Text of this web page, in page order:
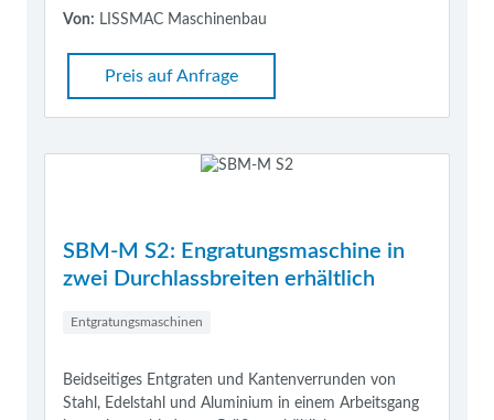
Von: LISSMAC Maschinenbau
Preis auf Anfrage
SBM-M S2: Engratungsmaschine in
zwei Durchlassbreiten erhältlich
Entgratungsmaschinen
Beidseitiges Entgraten und Kantenverrunden von
Stahl, Edelstahl und Aluminium in einem Arbeitsgang